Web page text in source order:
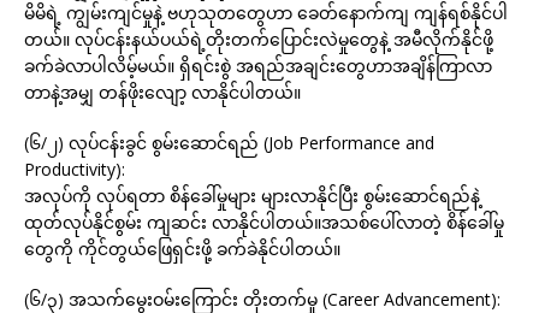
မိမိရဲ့ ကျွမ်းကျင်မှုနဲ့ ဗဟုသုတတွေဟာ ခေတ်နောက်ကျ ကျန်ရစ်နိုင်ပါ
တယ်။ လုပ်ငန်းနယ်ပယ်ရဲ့တိုးတက်ပြောင်းလဲမှုတွေနဲ့ အမီလိုက်နိုင်ဖို့
ခက်ခဲလာပါလိမ့်မယ်။ ရှိရင်းစွဲ အရည်အချင်းတွေဟာအချိန်ကြာလာ
တာနဲ့အမျှ တန်ဖိုးလျော့ လာနိုင်ပါတယ်။
(၆/၂) လုပ်ငန်းခွင် စွမ်းဆောင်ရည် (Job Performance and
Productivity):
အလုပ်ကို လုပ်ရတာ စိန်ခေါ်မှုများ များလာနိုင်ပြီး စွမ်းဆောင်ရည်နဲ့
ထုတ်လုပ်နိုင်စွမ်း ကျဆင်း လာနိုင်ပါတယ်။အသစ်ပေါ်လာတဲ့ စိန်ခေါ်မှု
တွေကို ကိုင်တွယ်ဖြေရှင်းဖို့ ခက်ခဲနိုင်ပါတယ်။
(၆/၃) အသက်မွေးဝမ်းကြောင်း တိုးတက်မှု (Career Advancement):